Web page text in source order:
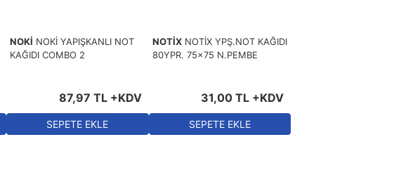
NOKİ NOKİ YAPIŞKANLI NOT
KAĞIDI COMBO 2
87,97 TL+KDV
SEPETE EKLE
NOTİX NOTİX YPŞ.NOT KAĞIDI
80YPR. 75x75 N.PEMBE
31,00 TL +KDV
SEPETE EKLE